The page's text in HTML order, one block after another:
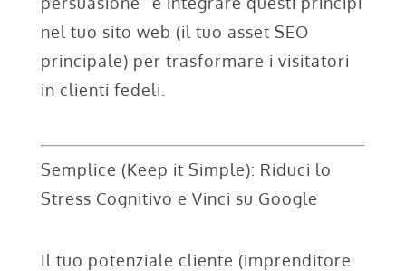
nel tuo sito web (il tuo asset SEO
principale) per trasformare i visitatori
in clienti fedeli.
Semplice (Keep it Simple): Riduci lo
Stress Cognitivo e Vinci su Google
Il tuo potenziale cliente (imprenditore